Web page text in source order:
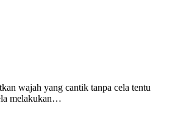
wajah yang cantik tanpa cela tentu
melakukan…